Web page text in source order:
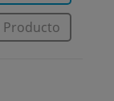
Producto